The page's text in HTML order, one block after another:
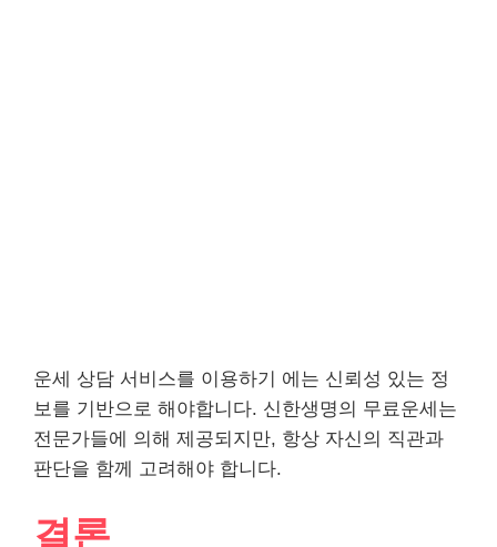
운세 상담 서비스를 이용하기 에는 신뢰성 있는 정
보를 기반으로 해야합니다. 신한생명의 무료운세는
전문가들에 의해 제공되지만, 항상 자신의 직관과
판단을 함께 고려해야 합니다.
결론